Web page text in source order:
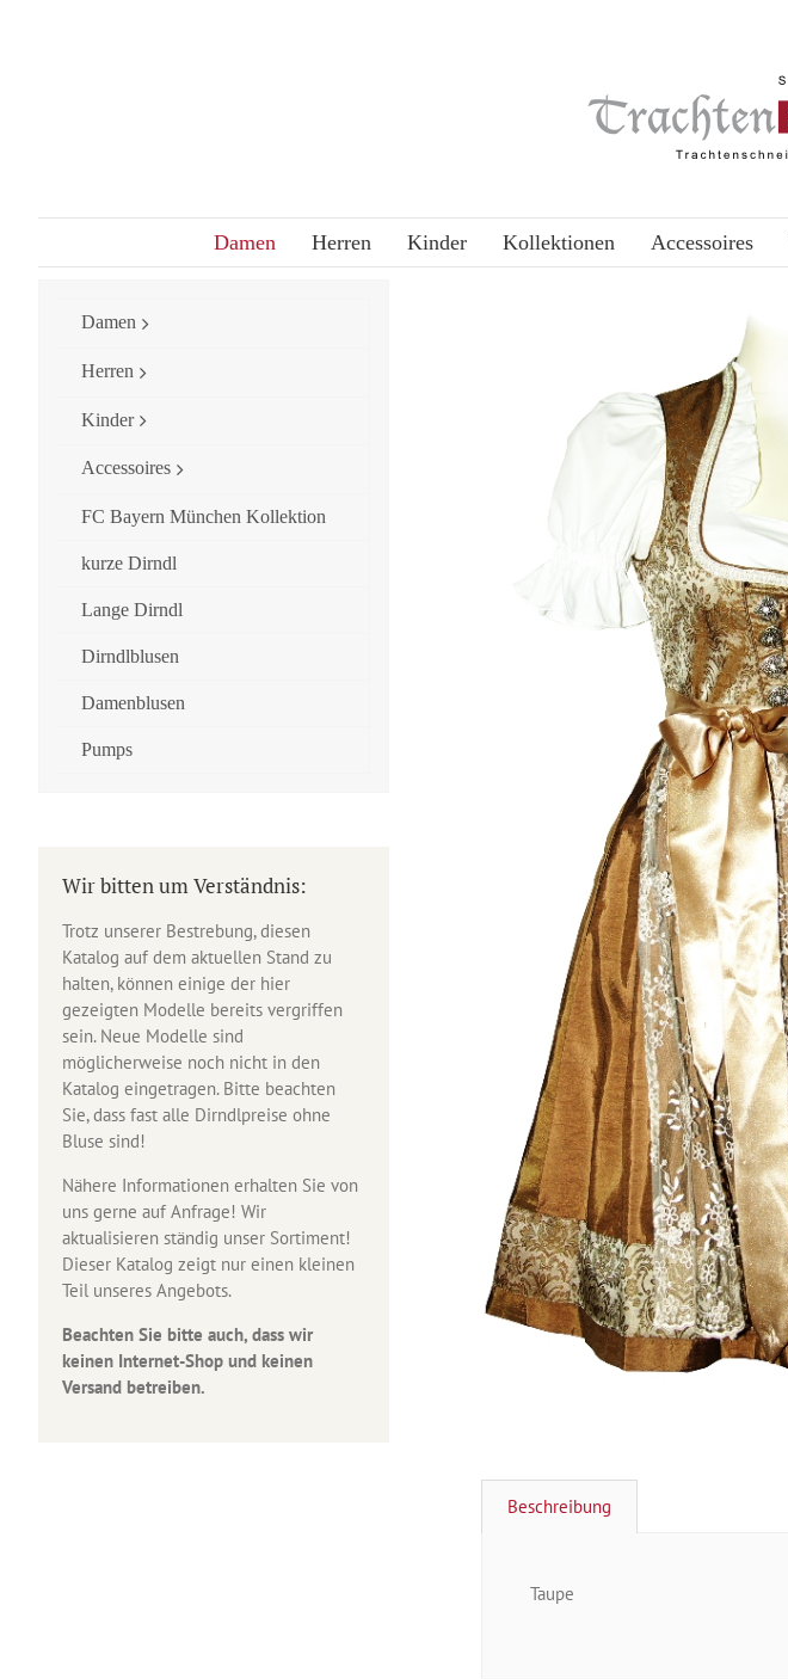
Damen Herren Kinder Kollektionen Accessoires
Beschreibung
Taupe
Damen
Herren
Kinder
Accessoires
FC Bayern München Kollektion
kurze Dirndl
Lange Dirndl
Dirndlblusen
Damenblusen
Pumps
Wir bitten um Verständnis:
Trotz unserer Bestrebung, diesen
Katalog auf dem aktuellen Stand zu
halten, können einige der hier
gezeigten Modelle bereits vergriffen
sein. Neue Modelle sind
möglicherweise noch nicht in den
Katalog eingetragen. Bitte beachten
Sie, dass fast alle Dirndlpreise ohne
Bluse sind!
Nähere Informationen erhalten Sie von
uns gerne auf Anfrage! Wir
aktualisieren ständig unser Sortiment!
Dieser Katalog zeigt nur einen kleinen
Teil unseres Angebots.
Beachten Sie bitte auch, dass wir
keinen Internet-Shop und keinen
Versand betreiben.